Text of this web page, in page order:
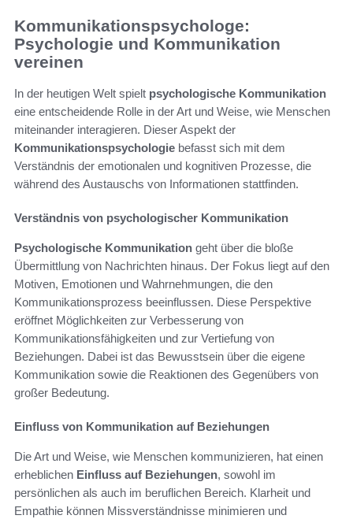
Kommunikationspsychologe:
Psychologie und Kommunikation
vereinen
In der heutigen Welt spielt psychologische Kommunikation
eine entscheidende Rolle in der Art und Weise, wie Menschen
miteinander interagieren. Dieser Aspekt der
Kommunikationspsychologie befasst sich mit dem
Verständnis der emotionalen und kognitiven Prozesse, die
während des Austauschs von Informationen stattfinden.
Verständnis von psychologischer Kommunikation
Psychologische Kommunikation geht über die bloße
Übermittlung von Nachrichten hinaus. Der Fokus liegt auf den
Motiven, Emotionen und Wahrnehmungen, die den
Kommunikationsprozess beeinflussen. Diese Perspektive
eröffnet Möglichkeiten zur Verbesserung von
Kommunikationsfähigkeiten und zur Vertiefung von
Beziehungen. Dabei ist das Bewusstsein über die eigene
Kommunikation sowie die Reaktionen des Gegenübers von
großer Bedeutung.
Einfluss von Kommunikation auf Beziehungen
Die Art und Weise, wie Menschen kommunizieren, hat einen
erheblichen Einfluss auf Beziehungen, sowohl im
persönlichen als auch im beruflichen Bereich. Klarheit und
Empathie können Missverständnisse minimieren und